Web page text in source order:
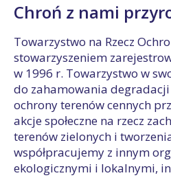
Chroń z nami
Towarzystwo na Rzecz
stowarzyszeniem
w 1996 r. Towarzystwo w
do zahamowania
ochrony terenów cennych
akcje społeczne na rzecz
terenów zielonych i
współpracujemy z innym
ekologicznymi i lokalnymi,